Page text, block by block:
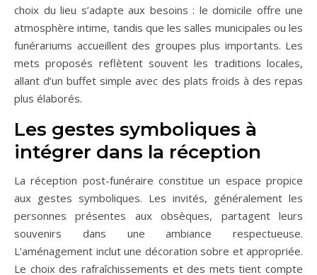
choix du lieu s’adapte aux besoins : le domicile offre une
atmosphère intime, tandis que les salles municipales ou les
funérariums accueillent des groupes plus importants. Les
mets proposés reflètent souvent les traditions locales,
allant d’un buffet simple avec des plats froids à des repas
plus élaborés.
Les gestes symboliques à
intégrer dans la réception
La réception post-funéraire constitue un espace propice
aux gestes symboliques. Les invités, généralement les
personnes présentes aux obsèques, partagent leurs
souvenirs dans une ambiance respectueuse.
L’aménagement inclut une décoration sobre et appropriée.
Le choix des rafraîchissements et des mets tient compte